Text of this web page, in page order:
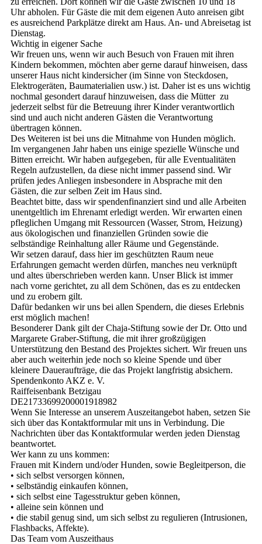
Uhr abholen. Für Gäste die mit dem eigenen Auto anreisen gibt
es ausreichend Parkplätze direkt am Haus. An- und Abreisetag ist
Dienstag.
Wichtig in eigener Sache
Wir freuen uns, wenn wir auch Besuch von Frauen mit ihren
Kindern bekommen, möchten aber gerne darauf hinweisen, dass
unserer Haus nicht kindersicher (im Sinne von Steckdosen,
Elektrogeräten, Baumaterialien usw.) ist. Daher ist es uns wichtig
nochmal gesondert darauf hinzuweisen, dass die Mütter zu
jederzeit selbst für die Betreuung ihrer Kinder verantwortlich
sind und auch nicht anderen Gästen die Verantwortung
übertragen können.
Des Weiteren ist bei uns die Mitnahme von Hunden möglich.
Im vergangenen Jahr haben uns einige spezielle Wünsche und
Bitten erreicht. Wir haben aufgegeben, für alle Eventualitäten
Regeln aufzustellen, da diese nicht immer passend sind. Wir
prüfen jedes Anliegen insbesondere in Absprache mit den
Gästen, die zur selben Zeit im Haus sind.
Beachtet bitte, dass wir spendenfinanziert sind und alle Arbeiten
unentgeltlich im Ehrenamt erledigt werden. Wir erwarten einen
pfleglichen Umgang mit Ressourcen (Wasser, Strom, Heizung)
aus ökologischen und finanziellen Gründen sowie die
selbständige Reinhaltung aller Räume und Gegenstände.
Wir setzen darauf, dass hier im geschützten Raum neue
Erfahrungen gemacht werden dürfen, manches neu verknüpft
und altes überschrieben werden kann. Unser Blick ist immer
nach vorne gerichtet, zu all dem Schönen, das es zu entdecken
und zu erobern gilt.
Dafür bedanken wir uns bei allen Spendern, die dieses Erlebnis
erst möglich machen!
Besonderer Dank gilt der Chaja-Stiftung sowie der Dr. Otto und
Margarete Graber-Stiftung, die mit ihrer großzügigen
Unterstützung den Bestand des Projektes sichert. Wir freuen uns
aber auch weiterhin jede noch so kleine Spende und über
kleinere Daueraufträge, die das Projekt langfristig absichern.
Spendenkonto AKZ e. V.
Raiffeisenbank Betzigau
DE21733699200001918982
Wenn Sie Interesse an unserem Auszeitangebot haben, setzen Sie
sich über das Kontaktformular mit uns in Verbindung. Die
Nachrichten über das Kontaktformular werden jeden Dienstag
beantwortet.
Wer kann zu uns kommen:
Frauen mit Kindern und/oder Hunden, sowie Begleitperson, die
• sich selbst versorgen können,
• selbständig einkaufen können,
• sich selbst eine Tagesstruktur geben können,
• alleine sein können und
• die stabil genug sind, um sich selbst zu regulieren (Intrusionen,
Flashbacks, Affekte).
Das Team vom Auszeithaus